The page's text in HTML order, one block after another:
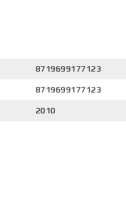
8719699177123
8719699177123
2010